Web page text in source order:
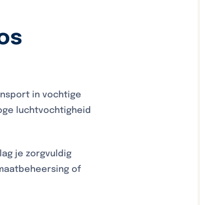
in vochtige
luchtvochtigheid
je zorgvuldig
of